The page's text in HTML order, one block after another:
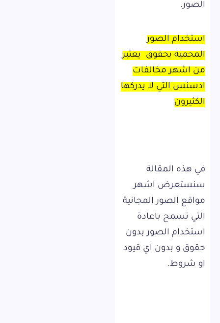
الصور.
استخدام الصور
المحمية بحقوق يعتبر
من اشهر مخالفات
ادسنس التي لا يدركها
الكثيرون
في هذه المقالة
سنستعرض اشهر
مواقع الصور المجانية
التي تسمح باعادة
استخدام الصور بدون
حقوق و بدون اي قيود
او شروط.